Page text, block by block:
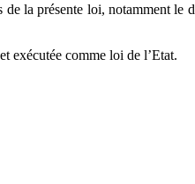
de la présente loi, notamment
exécutée comme loi de l’Etat.